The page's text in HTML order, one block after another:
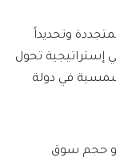
وتحديداً
إستراتيجية تحول
في دولة
حجم سوق